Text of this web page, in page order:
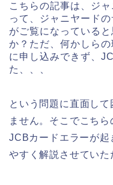
こちらの記事は、ジ
って、ジャニヤード
がご覧になっている
か？ただ、何かしら
に申し込みできず、
た、、、
という問題に直面し
ません。そこでこち
JCBカードエラーが起
やすく解説させていた